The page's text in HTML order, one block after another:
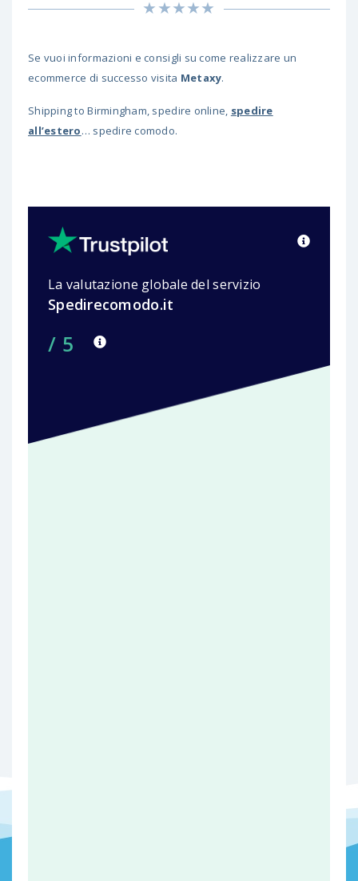
Se vuoi informazioni e consigli su come realizzare un
ecommerce di successo visita Metaxy.
Shipping to Birmingham, spedire online, spedire
all’estero… spedire comodo.
La valutazione globale del servizio
Spedirecomodo.it
/ 5